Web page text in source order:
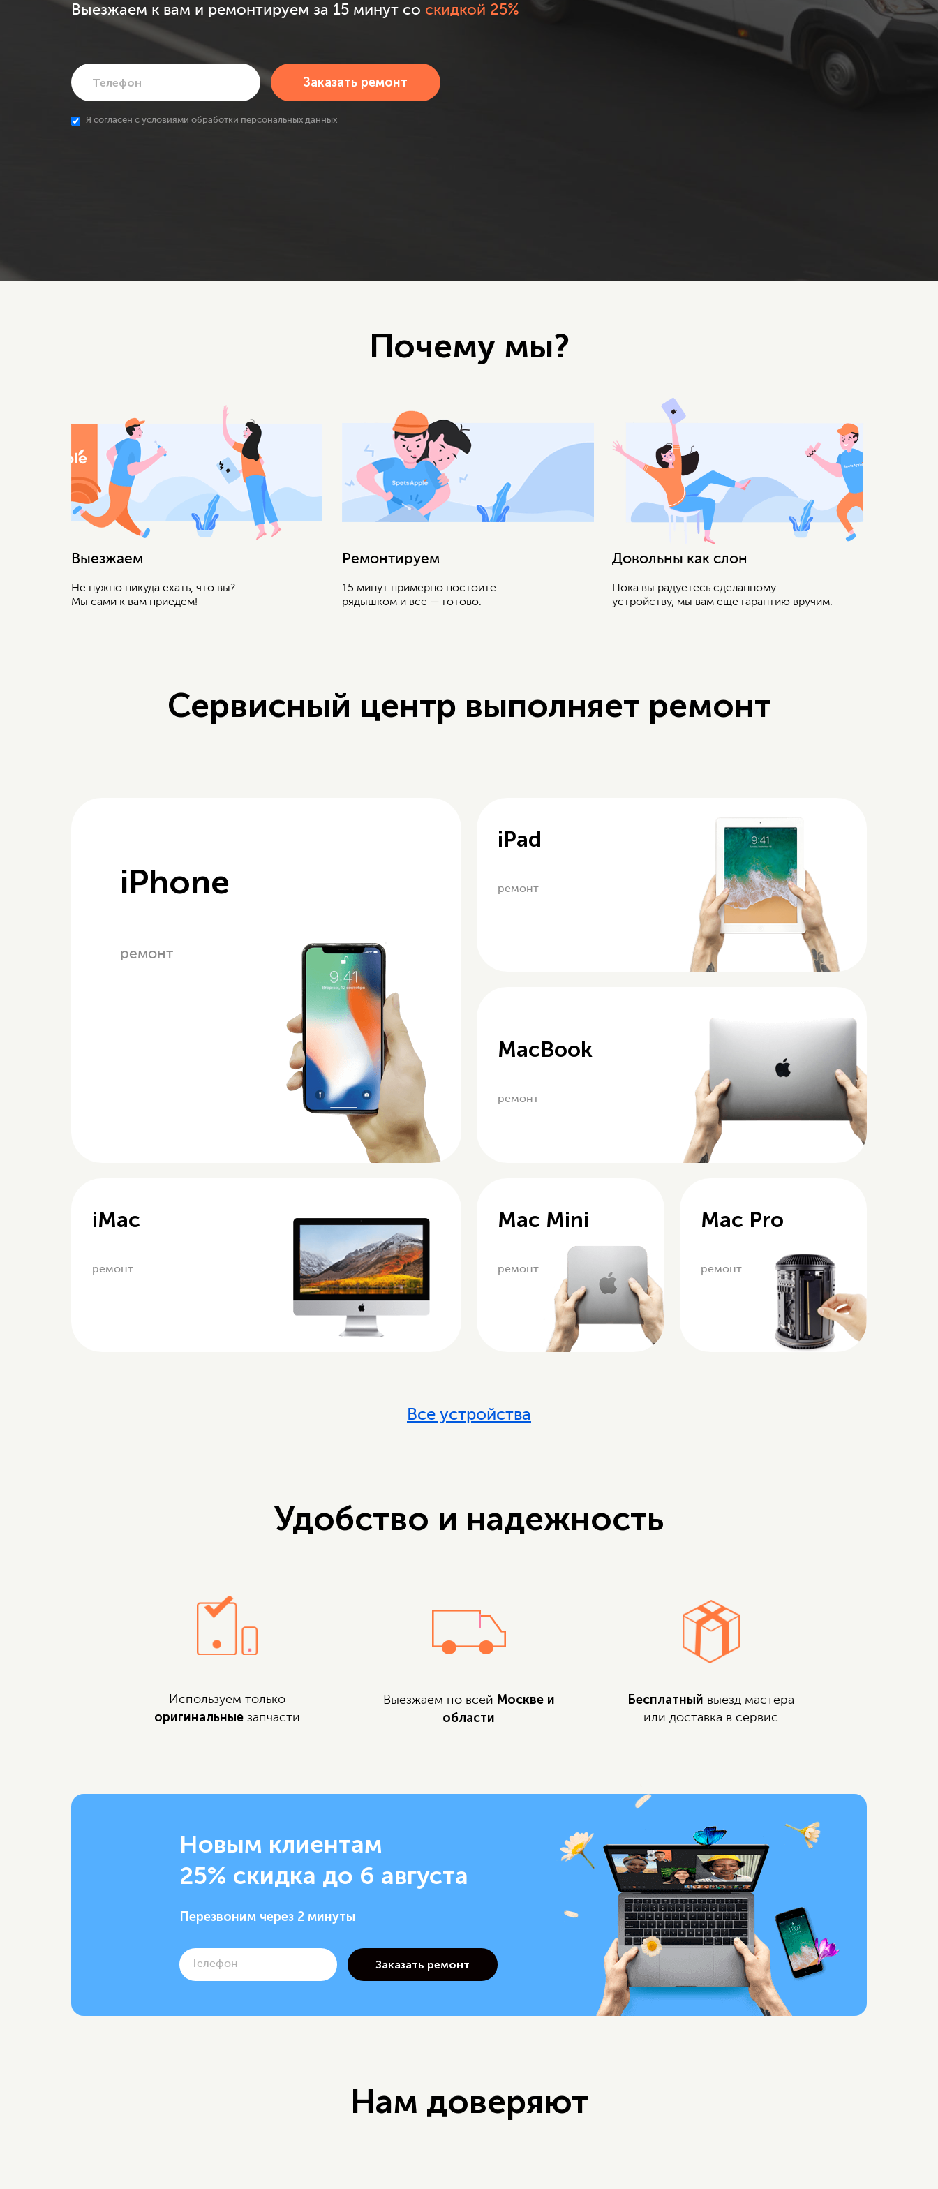
Выезжаем к вам и ремонтируем за 15 минут со скидкой 25%
Я согласен с условиями обработки персональных данных
Почему мы?
Выезжаем
Не нужно никуда ехать, что вы?
Мы сами к вам приедем!
Ремонтируем
15 минут примерно постоите
рядышком и все — готово.
Довольны как слон
Пока вы радуетесь сделанному
устройству, мы вам еще гарантию вручим.
Сервисный центр выполняет ремонт
iPhone
ремонт
iPad
ремонт
MacBook
ремонт
iMac
ремонт
Mac Mini
ремонт
Mac Pro
ремонт
Все устройства
Удобство и надежность
Используем только
оригинальныезапчасти
Выезжаем по всей Москве и
области
Бесплатный выезд мастера
или доставка в сервис
Новым клиентам
25% скидка до 6 августа
Перезвоним через 2 минуты
Нам доверяют